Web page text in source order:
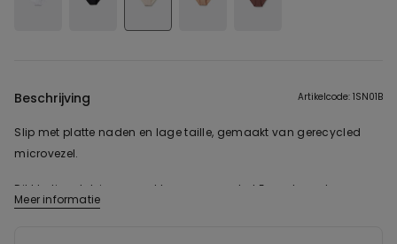
Beschrijving Artikelcode: 1SN01B
Slip met platte naden en lage taille, gemaakt van gerecycled
microvezel.
Dit kledingstuk is gemaakt van gerecycled Econyl ®-nylon,
gewonnen uit productieafval, visnetten en tapijten. Econyl ® heeft
Meer informatie